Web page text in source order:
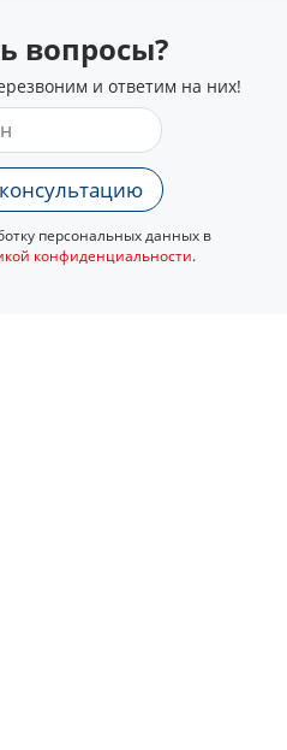
вопросы?
и ответим на них!
персональных данных в
конфиденциальности.